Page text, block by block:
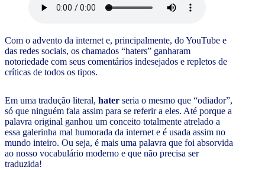
Com o advento da internet e, principalmente, do YouTube e
das redes sociais, os chamados “haters” ganharam
notoriedade com seus comentários indesejados e repletos de
críticas de todos os tipos.
Em uma tradução literal, hater seria o mesmo que “odiador”,
só que ninguém fala assim para se referir a eles. Até porque a
palavra original ganhou um conceito totalmente atrelado a
essa galerinha mal humorada da internet e é usada assim no
mundo inteiro. Ou seja, é mais uma palavra que foi absorvida
ao nosso vocabulário moderno e que não precisa ser
traduzida!